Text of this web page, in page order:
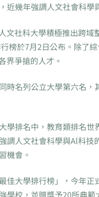
近幾年強調人文社會科學
文社科大學積極推出跨
榜於7月2日公布。除了
界爭搶的人才。
時名列公立大學第六名
學排名中，教育類排名
調人文社會科學與Al科
機會。
佳大學排行榜」，今年
學校，並贈獎予20所典